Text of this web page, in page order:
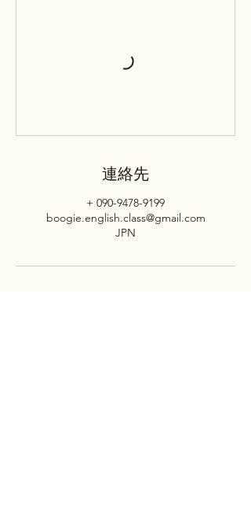
連絡先
+ 090-9478-9199
boogie.english.class@gmail.com
JPN